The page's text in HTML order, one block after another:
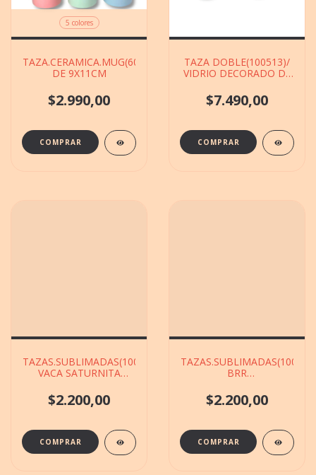
5 colores
TAZA.CERAMICA.MUG(600039)3VS.COLORES
DE 9X11CM
$2.990,00
COMPRAR
TAZA DOBLE(100513)/
VIDRIO DECORADO DE
$7.490,00
TAZAS.SUBLIMADAS(1000.1)LA
VACA SATURNITA
9X10CM
$2.200,00
BRR
DE 9X10CM
$2.200,00